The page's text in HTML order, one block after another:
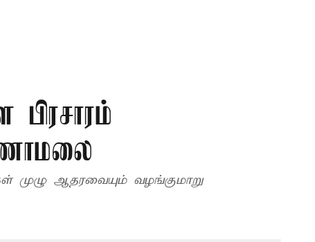
முழு ஆதரவையும் வழங்குமாறு